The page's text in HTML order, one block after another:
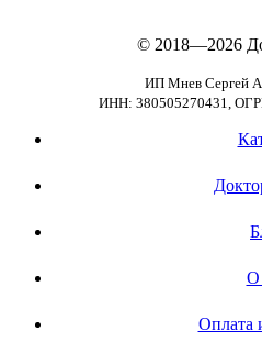
© 2018—2026
ИП Мнев Сергей
ИНН: 380505270431,
О
Оплата